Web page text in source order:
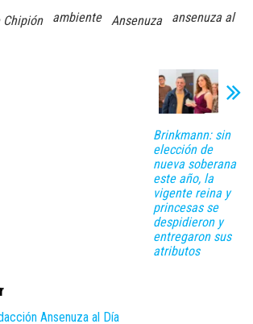
ambiente Ansenuza
ansenuza al
Brinkmann: sin
elección de
nueva soberana
este año, la
vigente reina y
princesas se
despidieron y
entregaron sus
atributos
Ansenuza al Día